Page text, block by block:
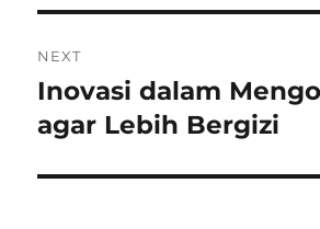
NEXT
Next
post:
Inovasi dalam
agar Lebih Bergizi